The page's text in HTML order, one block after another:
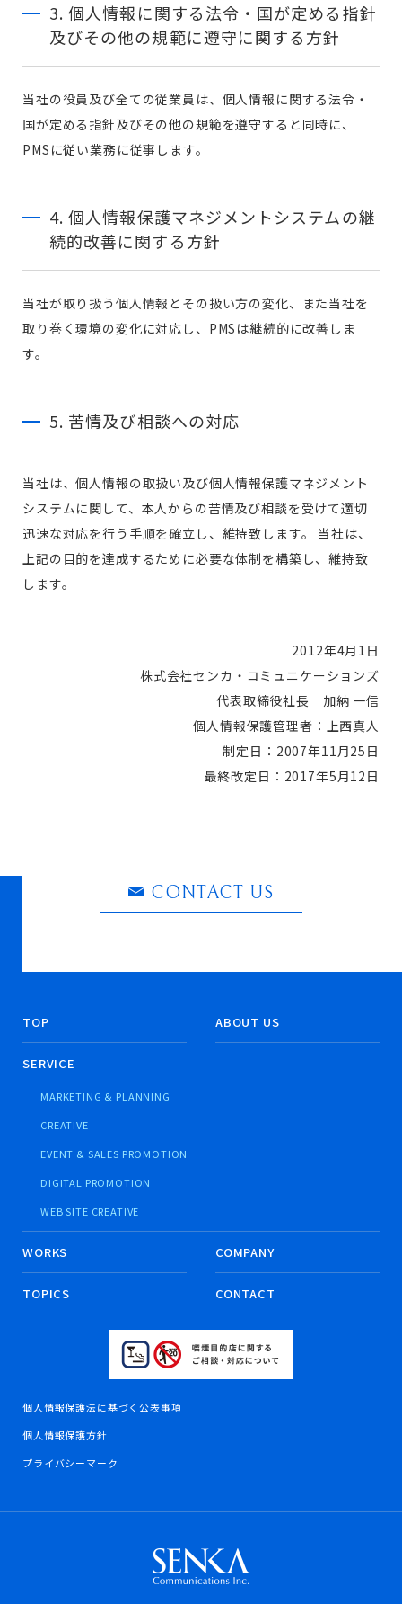
3. 個人情報に関する法令・国が定める指針
及びその他の規範に遵守に関する方針
当社の役員及び全ての従業員は、個人情報に関する法令・
国が定める指針及びその他の規範を遵守すると同時に、
PMSに従い業務に従事します。
4. 個人情報保護マネジメントシステムの継
続的改善に関する方針
当社が取り扱う個人情報とその扱い方の変化、また当社を
取り巻く環境の変化に対応し、PMSは継続的に改善しま
す。
5. 苦情及び相談への対応
当社は、個人情報の取扱い及び個人情報保護マネジメント
システムに関して、本人からの苦情及び相談を受けて適切
迅速な対応を行う手順を確立し、維持致します。 当社は、
上記の目的を達成するために必要な体制を構築し、維持致
します。
2012年4月1日
株式会社センカ・コミュニケーションズ
代表取締役社長 加納 一信
個人情報保護管理者：上西真人
制定日：2007年11月25日
最終改定日：2017年5月12日
CONTACT US
TOP ABOUT US
SERVICE
MARKETING & PLANNING
CREATIVE
EVENT & SALES PROMOTION
DIGITAL PROMOTION
WEB SITE CREATIVE
WORKS COMPANY
TOPICS CONTACT
個人情報保護法に基づく公表事項
個人情報保護方針
プライバシーマーク